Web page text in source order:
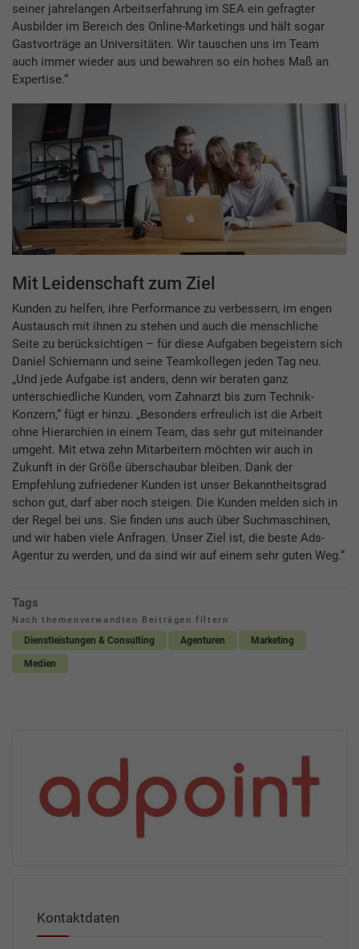
seiner jahrelangen Arbeitserfahrung im SEA ein gefragter
Ausbilder im Bereich des Online-Marketings und hält sogar
Gastvorträge an Universitäten. Wir tauschen uns im Team
auch immer wieder aus und bewahren so ein hohes Maß an
Expertise.“
Mit Leidenschaft zum Ziel
Kunden zu helfen, ihre Performance zu verbessern, im engen
Austausch mit ihnen zu stehen und auch die menschliche
Seite zu berücksichtigen – für diese Aufgaben begeistern sich
Daniel Schiemann und seine Teamkollegen jeden Tag neu.
„Und jede Aufgabe ist anders, denn wir beraten ganz
unterschiedliche Kunden, vom Zahnarzt bis zum Technik-
Konzern,“ fügt er hinzu. „Besonders erfreulich ist die Arbeit
ohne Hierarchien in einem Team, das sehr gut miteinander
umgeht. Mit etwa zehn Mitarbeitern möchten wir auch in
Zukunft in der Größe überschaubar bleiben. Dank der
Empfehlung zufriedener Kunden ist unser Bekanntheitsgrad
schon gut, darf aber noch steigen. Die Kunden melden sich in
der Regel bei uns. Sie finden uns auch über Suchmaschinen,
und wir haben viele Anfragen. Unser Ziel ist, die beste Ads-
Agentur zu werden, und da sind wir auf einem sehr guten Weg.“
Tags
Nach themenverwandten Beiträgen filtern
Dienstleistungen & Consulting Agenturen Marketing
Medien
Kontaktdaten